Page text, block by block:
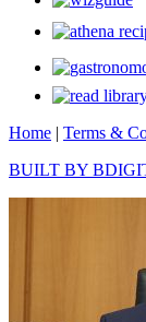
Home | Terms &
BUILT BY